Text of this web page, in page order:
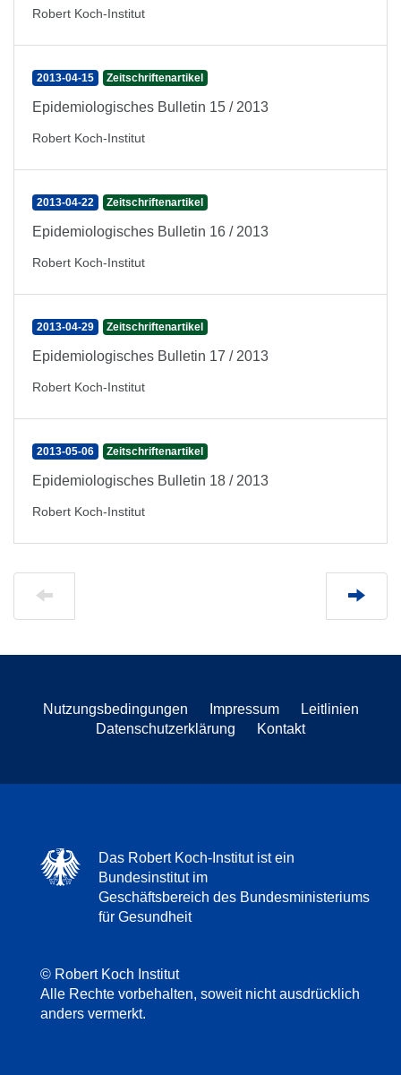
Robert Koch-Institut
2013-04-15 Zeitschriftenartikel
Epidemiologisches Bulletin 15 / 2013
Robert Koch-Institut
2013-04-22 Zeitschriftenartikel
Epidemiologisches Bulletin 16 / 2013
Robert Koch-Institut
2013-04-29 Zeitschriftenartikel
Epidemiologisches Bulletin 17 / 2013
Robert Koch-Institut
2013-05-06 Zeitschriftenartikel
Epidemiologisches Bulletin 18 / 2013
Robert Koch-Institut
Nutzungsbedingungen Impressum
Leitlinien
Datenschutzerklärung
Kontakt
Das Robert Koch-Institut ist ein
Bundesinstitut im
Geschäftsbereich des Bundesministeriums
für Gesundheit
© Robert Koch Institut
Alle Rechte vorbehalten, soweit nicht ausdrücklich
anders vermerkt.